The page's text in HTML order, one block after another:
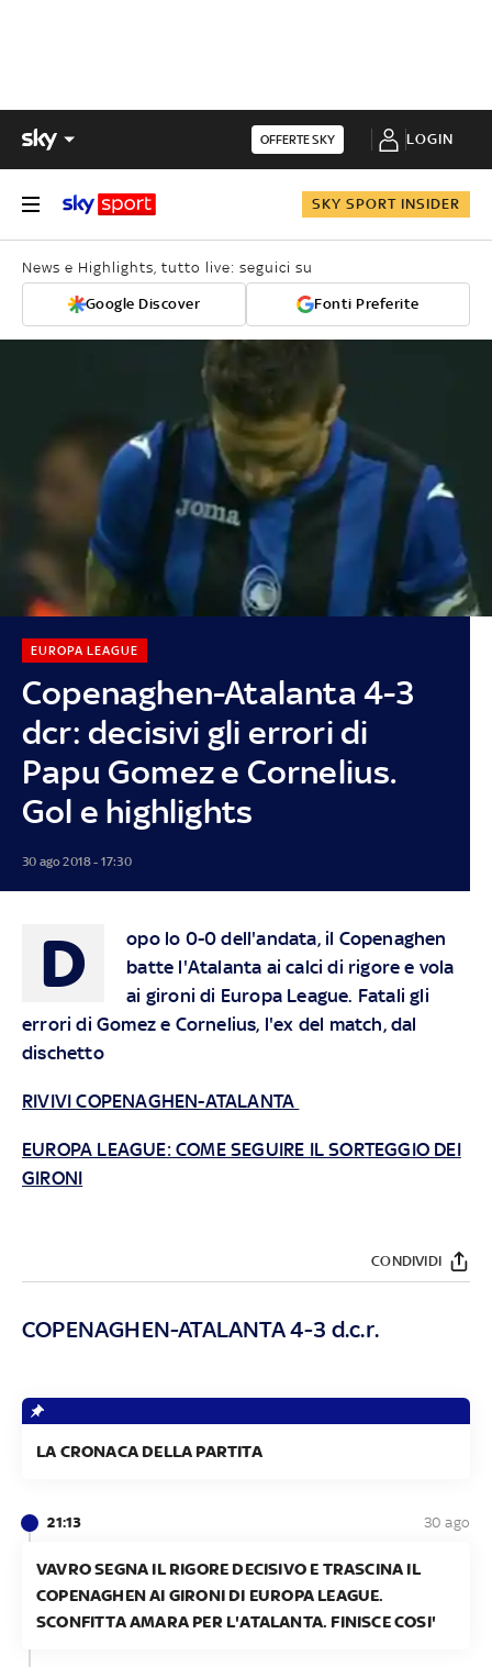
OFFERTE SKY LOGIN
SKY SPORT INSIDER
News e Highlights, tutto live: seguici su
Google Discover Fonti Preferite
Copenaghen-Atalanta 4-3
dcr: decisivi gli errori di
Papu Gomez e Cornelius.
Gol e highlights
EUROPA LEAGUE
30 ago 2018 - 17:30
D
opo lo 0-0 dell'andata, il Copenaghen
batte l'Atalanta ai calci di rigore e vola
ai gironi di Europa League. Fatali gli
errori di Gomez e Cornelius, l'ex del match, dal
dischetto
RIVIVI COPENAGHEN-ATALANTA
EUROPA LEAGUE: COME SEGUIRE IL SORTEGGIO DEI
GIRONI
CONDIVIDI
COPENAGHEN-ATALANTA 4-3 d.c.r.
LA CRONACA DELLA PARTITA
21:13 30 ago
VAVRO SEGNA IL RIGORE DECISIVO E TRASCINA IL
COPENAGHEN AI GIRONI DI EUROPA LEAGUE.
SCONFITTA AMARA PER L'ATALANTA. FINISCE COSI'